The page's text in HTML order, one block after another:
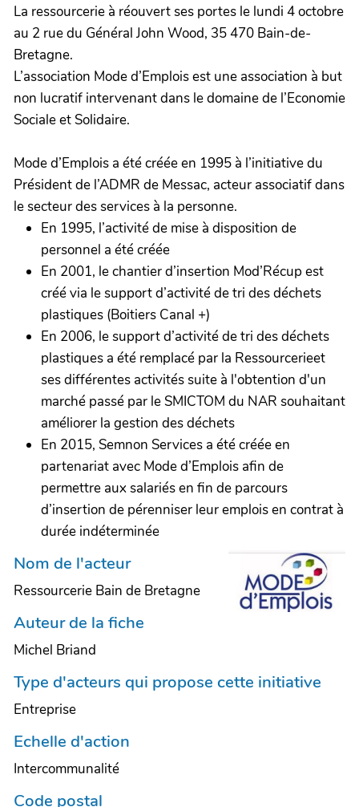
La ressourcerie à réouvert ses portes le lundi 4 octobre
au 2 rue du Général John Wood, 35 470 Bain-de-
Bretagne.
L’association Mode d’Emplois est une association à but
non lucratif intervenant dans le domaine de l’Economie
Sociale et Solidaire.
Mode d’Emplois a été créée en 1995 à l’initiative du
Président de l’ADMR de Messac, acteur associatif dans
le secteur des services à la personne.
En 1995, l’activité de mise à disposition de
personnel a été créée
En 2001, le chantier d’insertion Mod’Récup est
créé via le support d’activité de tri des déchets
plastiques (Boitiers Canal +)
En 2006, le support d’activité de tri des déchets
plastiques a été remplacé par la Ressourcerieet
ses différentes activités suite à l'obtention d'un
marché passé par le SMICTOM du NAR souhaitant
améliorer la gestion des déchets
En 2015, Semnon Services a été créée en
partenariat avec Mode d’Emplois afin de
permettre aux salariés en fin de parcours
d’insertion de pérenniser leur emplois en contrat à
durée indéterminée
Nom de l'acteur
Ressourcerie Bain de Bretagne
Auteur de la fiche
Michel Briand
Type d'acteurs qui propose cette initiative
Entreprise
Echelle d'action
Intercommunalité
Code postal